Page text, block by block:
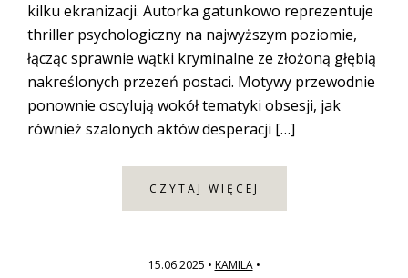
kilku ekranizacji. Autorka gatunkowo reprezentuje
thriller psychologiczny na najwyższym poziomie,
łącząc sprawnie wątki kryminalne ze złożoną głębią
nakreślonych przezeń postaci. Motywy przewodnie
ponownie oscylują wokół tematyki obsesji, jak
również szalonych aktów desperacji […]
CZYTAJ WIĘCEJ
15.06.2025 • KAMILA•